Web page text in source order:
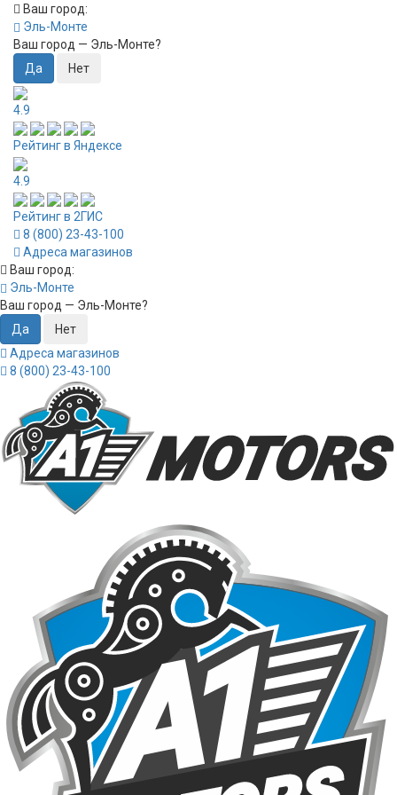
Ваш город:
Эль-Монте
Ваш город — Эль-Монте?
4.9
Рейтинг в Яндексе
4.9
Рейтинг в 2ГИС
8 (800) 23-43-100
Адреса магазинов
Ваш город:
Эль-Монте
Ваш город — Эль-Монте?
Адреса магазинов
8 (800) 23-43-100